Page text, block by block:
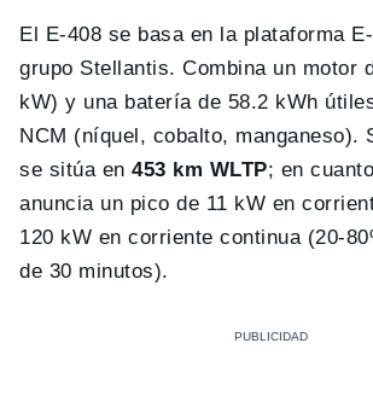
El E-408 se basa en la plataforma
grupo Stellantis. Combina un motor
kW) y una batería de 58.2 kWh
NCM (níquel, cobalto, manganeso).
se sitúa en453 km WLTP; en
anuncia un pico de 11 kW en
120 kW en corriente continua (20-
de 30 minutos).